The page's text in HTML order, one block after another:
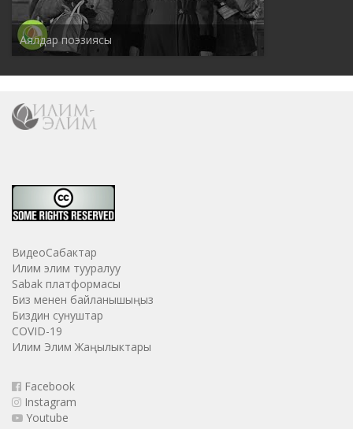
Аялдар поэзиясы
ВидеоСабактар
Илим элим тууралуу
Sabak платформасы
Биз менен байланышыңыз
Биздин сунуштар
COVID-19
Илим Элим Жаңылыктары
Facebook
Instagram
Youtube